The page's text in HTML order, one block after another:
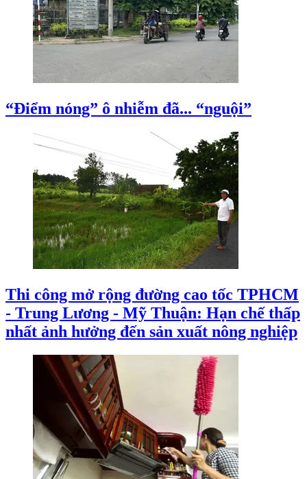
“Điểm nóng” ô nhiễm đã... “nguội”
Thi công mở rộng đường cao tốc TPHCM
- Trung Lương - Mỹ Thuận: Hạn chế thấp
nhất ảnh hưởng đến sản xuất nông nghiệp